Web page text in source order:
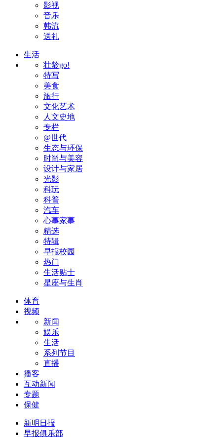
影视
音乐
韩流
送礼
生活
壮龄go!
特写
美食
旅行
文化艺术
人文史地
专栏
@世代
生态与环保
时尚与美容
设计与家居
光影
科玩
科普
汽车
心事家事
精选
特辑
早报校园
热门
生活贴士
星座与生肖
体育
视频
新闻
娱乐
生活
系列节目
直播
播客
互动新闻
专题
保健
新明日报
早报俱乐部